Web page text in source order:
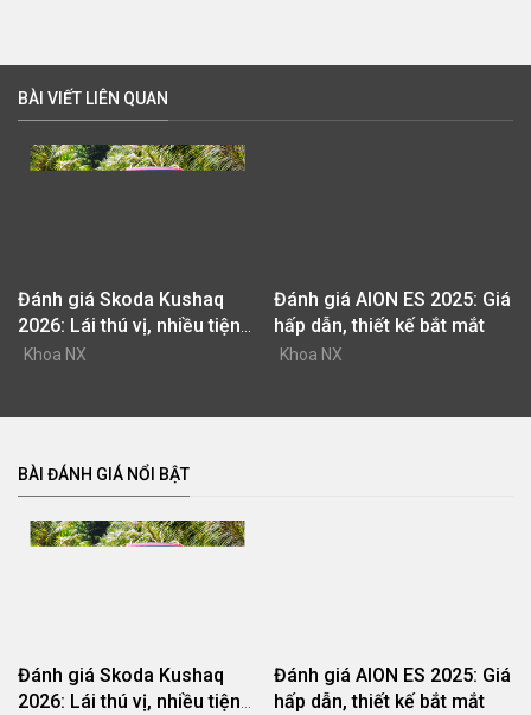
BÀI VIẾT LIÊN QUAN
Đánh giá Skoda Kushaq
2026: Lái thú vị, nhiều tiện
nghi, giá cạnh tranh
Khoa NX
Đánh giá AION ES 2025: Giá
hấp dẫn, thiết kế bắt mắt
Khoa NX
BÀI ĐÁNH GIÁ NỔI BẬT
Đánh giá Skoda Kushaq
2026: Lái thú vị, nhiều tiện
Đánh giá AION ES 2025: Giá
hấp dẫn, thiết kế bắt mắt